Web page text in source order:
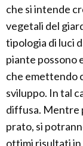
che si intende
vegetali del
tipologia di luci
piante possono
che emettendo
sviluppo. In tal
diffusa. Mentre
prato, si
ottimi risultati